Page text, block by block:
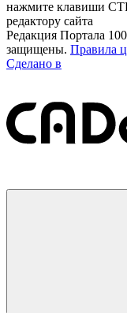
нажмите клавиши
редактору сайта
Редакция Портала
защищены. Правила
Сделано в